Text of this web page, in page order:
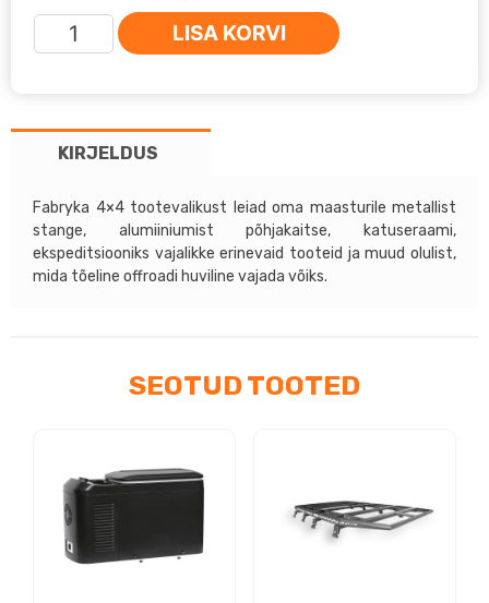
Katuseraam
NISSAN
(pikk,
võrkpõhjaga)
LISA KORVI
KIRJELDUS
Fabryka 4×4 tootevalikust leiad oma maasturile metallist
stange, alumiiniumist põhjakaitse, katuseraami,
ekspeditsiooniks vajalikke erinevaid tooteid ja muud olulist,
mida tõeline offroadi huviline vajada võiks.
SEOTUD TOOTED